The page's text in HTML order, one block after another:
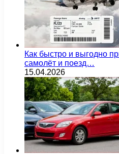
Как быстро и выгодно
самолёт и поезд…
15.04.2026